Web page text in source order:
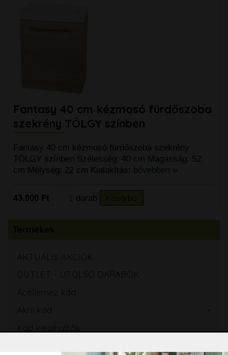
Fantasy 40 cm kézmosó fürdőszoba
szekrény TÖLGY színben
Fantasy 40 cm kézmosó fürdőszoba szekrény
TÖLGY színben Szélesség: 40 cm Magasság: 52
cm Mélység: 22 cm Kialakítás: bővebben »
43.900 Ft darab
AKTUÁLIS AKCIÓK
OUTLET - UTOLSÓ DARABOK
Acéllemez kád
Akril kád
Kád kiegészítők